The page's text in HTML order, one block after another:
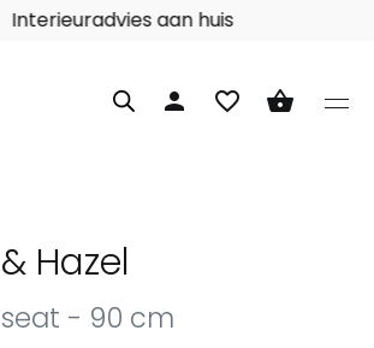
Interieuradvies aan huis
person favorite_border shopping_basket
Hazel
- 90 cm